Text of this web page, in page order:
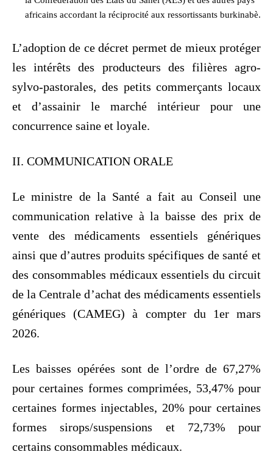
africains accordant la réciprocité aux ressortissants burkinabè.
L’adoption de ce décret permet de mieux protéger
les intérêts des producteurs des filières agro-
sylvo-pastorales, des petits commerçants locaux
et d’assainir le marché intérieur pour une
concurrence saine et loyale.
II. COMMUNICATION ORALE
Le ministre de la Santé a fait au Conseil une
communication relative à la baisse des prix de
vente des médicaments essentiels génériques
ainsi que d’autres produits spécifiques de santé et
des consommables médicaux essentiels du circuit
de la Centrale d’achat des médicaments essentiels
génériques (CAMEG) à compter du 1er mars
2026.
Les baisses opérées sont de l’ordre de 67,27%
pour certaines formes comprimées, 53,47% pour
certaines formes injectables, 20% pour certaines
formes sirops/suspensions et 72,73% pour
certains consommables médicaux.